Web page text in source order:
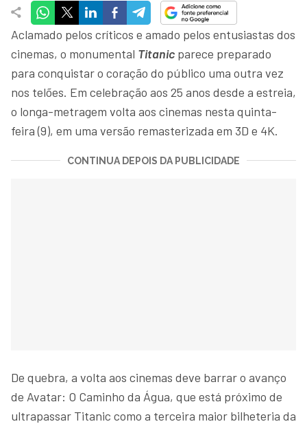
Aclamado pelos críticos e amado pelos entusiastas dos
cinemas, o monumental Titanic parece preparado
para conquistar o coração do público uma outra vez
nos telões. Em celebração aos 25 anos desde a estreia,
o longa-metragem volta aos cinemas nesta quinta-
feira (9), em uma versão remasterizada em 3D e 4K.
CONTINUA DEPOIS DA PUBLICIDADE
De quebra, a volta aos cinemas deve barrar o avanço
de Avatar: O Caminho da Água, que está próximo de
ultrapassar Titanic como a terceira maior bilheteria da